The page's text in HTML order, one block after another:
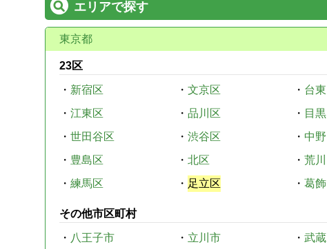
エリアで探す
東京都
23区
・ 新宿区 ・ 文京区 ・ 台
・ 江東区 ・ 品川区 ・ 目
・ 世田谷区 ・ 渋谷区 ・ 中
・ 豊島区 ・ 北区 ・ 荒
・ 練馬区 ・ 足立区 ・ 葛
その他市区町村
・ 八王子市 ・ 立川市 ・ 武